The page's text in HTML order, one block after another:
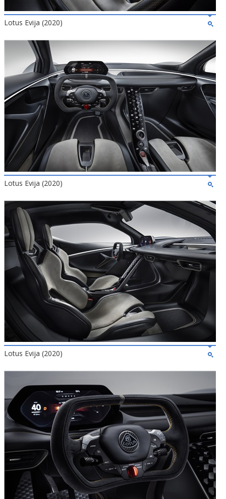
Lotus Evija (2020)
Lotus Evija (2020)
Lotus Evija (2020)